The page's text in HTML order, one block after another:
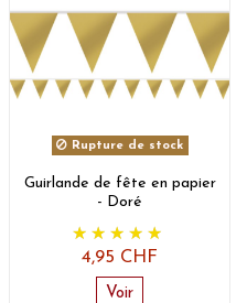
Rupture de stock
Guirlande de fête en papier
- Doré
4,95 CHF
Voir